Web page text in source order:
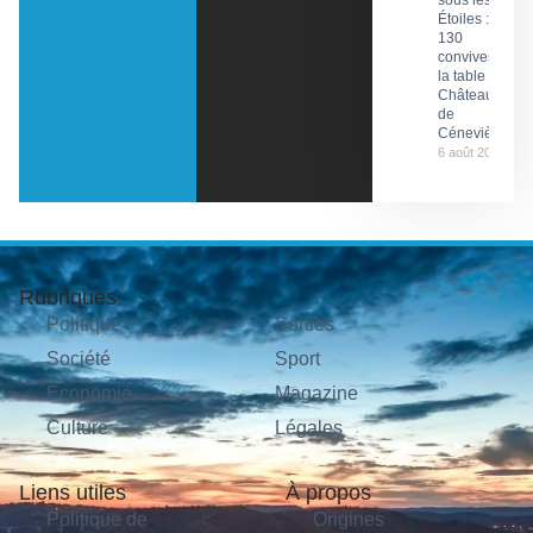
Étoiles :
130
convives à
la table du
Château
de
Cénevières
6 août 2026
Rubriques
Politique
Société
Économie
Culture
Sorties
Sport
Magazine
Légales
Liens utiles
Politique de
À propos
Origines